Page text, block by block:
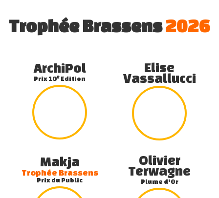
Trophée Brassens2026
ArchiPol
Prix 10e Edition
Elise
Vassallucci
Makja
Trophée Brassens
Prix du Public
Olivier
Terwagne
Plume d'Or